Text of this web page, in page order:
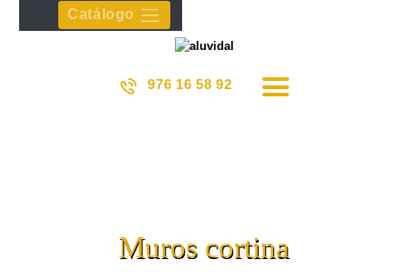
Catálogo
976 16 58 92
Muros cortina
CORTE Y MECANIZADO